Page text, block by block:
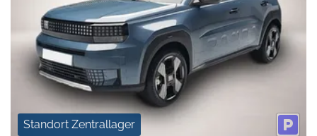
Standort Zentrallager